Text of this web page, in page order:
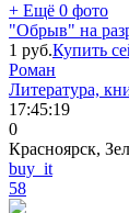
+ Ещё 0 фото
"Обрыв" на
1 руб.Купить
Роман
Литература,
17:45:19
0
Красноярск,
buy_it
58